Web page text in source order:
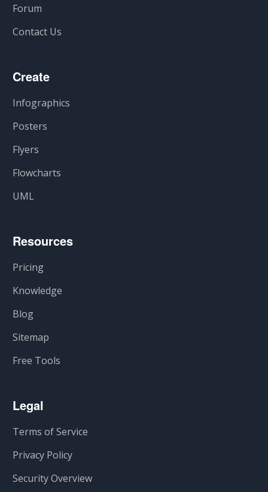
Forum
Contact Us
Create
Infographics
Posters
Flyers
Flowcharts
UML
Resources
Pricing
Knowledge
Blog
Sitemap
Free Tools
Legal
Terms of Service
Privacy Policy
Security Overview